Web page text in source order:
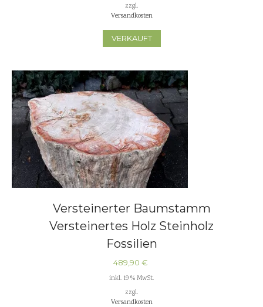
zzgl.
Versandkosten
VERKAUFT
Versteinerter Baumstamm
Versteinertes Holz Steinholz
Fossilien
489,90 €
inkl. 19 % MwSt.
zzgl.
Versandkosten